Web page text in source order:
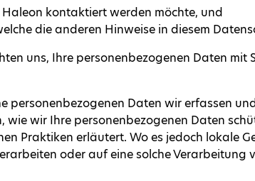
kontaktiert werden möchte, und
die anderen Hinweise in diesem
uns, Ihre personenbezogenen Daten
personenbezogenen Daten wir erfassen
wir Ihre personenbezogenen Daten
Praktiken erläutert. Wo es jedoch lokale
oder auf eine solche Verarbeitung